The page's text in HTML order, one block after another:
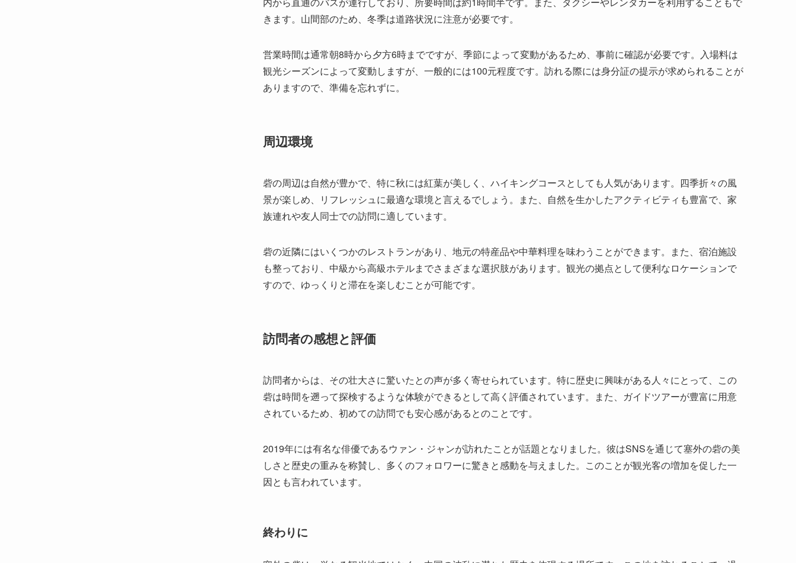
きます。山間部のため、冬季は道路状況に注意が必要です。
営業時間は通常朝8時から夕方6時までですが、季節によって変動があるため、事前に確認が必要です。入場料は
観光シーズンによって変動しますが、一般的には100元程度です。訪れる際には身分証の提示が求められることが
ありますので、準備を忘れずに。
周辺環境
砦の周辺は自然が豊かで、特に秋には紅葉が美しく、ハイキングコースとしても人気があります。四季折々の風
景が楽しめ、リフレッシュに最適な環境と言えるでしょう。また、自然を生かしたアクティビティも豊富で、家
族連れや友人同士での訪問に適しています。
砦の近隣にはいくつかのレストランがあり、地元の特産品や中華料理を味わうことができます。また、宿泊施設
も整っており、中級から高級ホテルまでさまざまな選択肢があります。観光の拠点として便利なロケーションで
すので、ゆっくりと滞在を楽しむことが可能です。
訪問者の感想と評価
訪問者からは、その壮大さに驚いたとの声が多く寄せられています。特に歴史に興味がある人々にとって、この
砦は時間を遡って探検するような体験ができるとして高く評価されています。また、ガイドツアーが豊富に用意
されているため、初めての訪問でも安心感があるとのことです。
2019年には有名な俳優であるウァン・ジャンが訪れたことが話題となりました。彼はSNSを通じて塞外の砦の美
しさと歴史の重みを称賛し、多くのフォロワーに驚きと感動を与えました。このことが観光客の増加を促した一
因とも言われています。
終わりに